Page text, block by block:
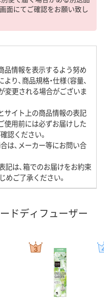
面にてご確認をお願い致し
品情報を表示するよう努め
り、商品規格・仕様（容量、
変更される場合がございま
サイト上の商品情報の表記
使用前には必ずお届けした
認ください。
は、メーカー等にお問い合
記は、箱でのお届けをお約束
めご了承ください。
ドディフューザー